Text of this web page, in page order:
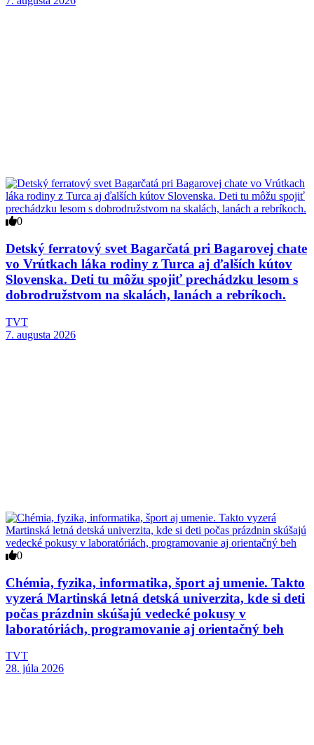
0
Detský ferratový svet Bagarčatá pri Bagarovej chate
vo Vrútkach láka rodiny z Turca aj ďalších kútov
Slovenska. Deti tu môžu spojiť prechádzku lesom s
dobrodružstvom na skalách, lanách a rebríkoch.
TVT
7. augusta 2026
0
Chémia, fyzika, informatika, šport aj umenie. Takto
vyzerá Martinská letná detská univerzita, kde si deti
počas prázdnin skúšajú vedecké pokusy v
laboratóriách, programovanie aj orientačný beh
TVT
28. júla 2026